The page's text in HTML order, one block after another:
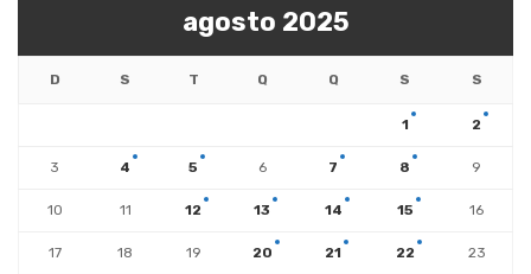
agosto 2025
D S T Q Q S S
1 2
3 4 5 6 7 8 9
10 11 12 13 14 15 16
17 18 19 20 21 22 23